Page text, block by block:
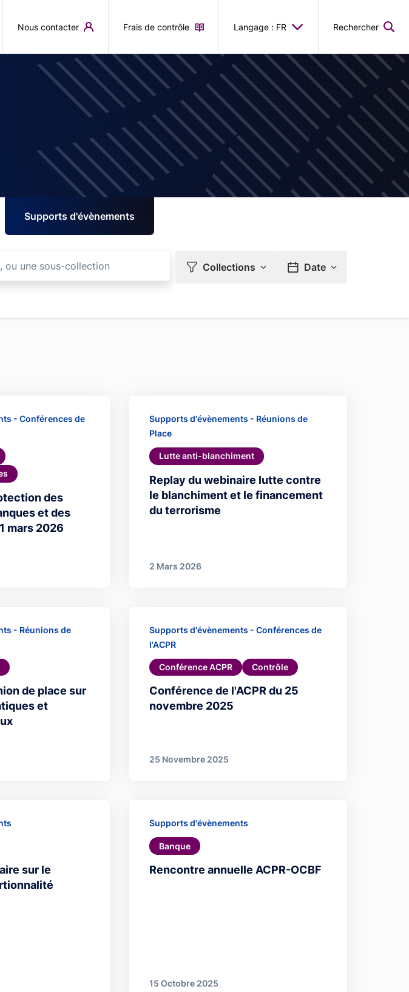
Nous contacter Frais de contrôle Langage : FR Rechercher
Supports d'évènements
Collections Date
des
et des
mars 2026
- Conférences de
Replay du webinaire lutte contre
le blanchiment et le financement
du terrorisme
Supports d'évènements - Réunions de
Place
Lutte anti-blanchiment
2 Mars 2026
de place sur
et
- Réunions de
Conférence de l'ACPR du 25
novembre 2025
Supports d'évènements - Conférences de
l'ACPR
Conférence ACPR Contrôle
25 Novembre 2025
sur le
Rencontre annuelle ACPR-OCBF
Supports d'évènements
Banque
15 Octobre 2025